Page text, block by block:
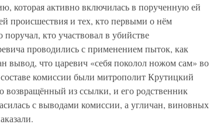
которая активно включилась в порученную ей
происшествия и тех, кто первыми о нём
кто участвовал в убийстве
проводились с применением пыток, как
вывод, что царевич «себя поколол ножом сам» во
комиссии были митрополит Крутицкий
из ссылки, и его родственник
с выводами комиссии, а угличан, виновных